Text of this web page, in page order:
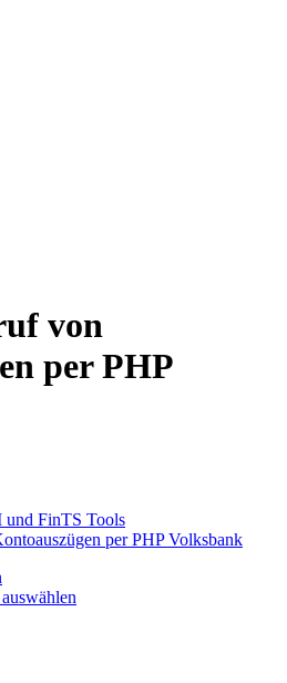
von
per PHP
und FinTS Tools
per PHP Volksbank